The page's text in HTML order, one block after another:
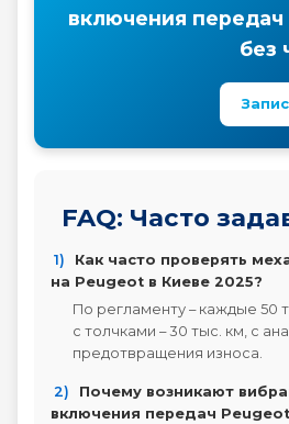
включения
без
FAQ: Часто
1)
Как часто проверять
на Peugeot в Киеве 2025?
По регламенту – каждые 50
с толчками – 30 тыс. км, с
предотвращения износа.
2)
Почему возникают
включения передач